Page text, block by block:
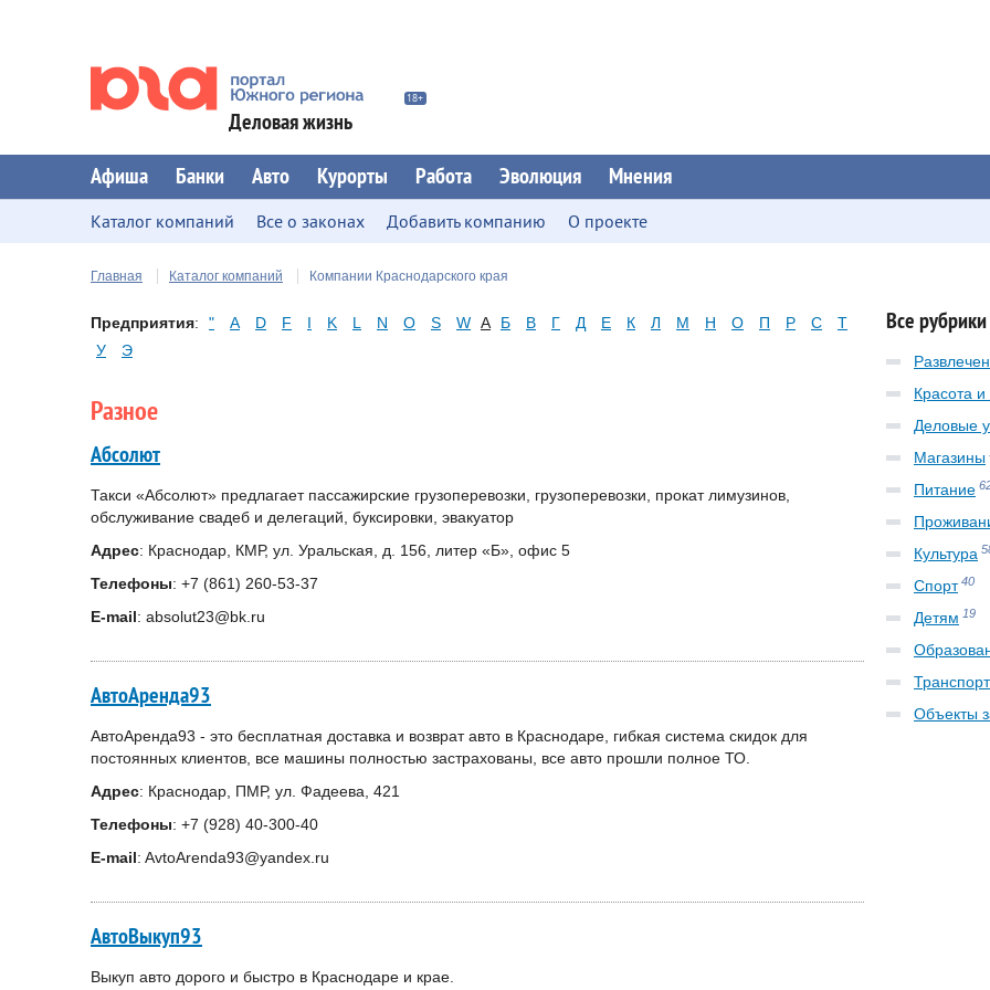
Деловая жизнь
Афиша Банки Авто Курорты Работа Эволюция Мнения
Каталог компаний Все о законах Добавить компанию О проекте
Главная Каталог компаний Компании Краснодарского края
Предприятия: " A D F I K L N O S W А Б В Г Д Е К Л М Н О П Р С
Т
У
Э
Разное
Абсолют
Такси «Абсолют» предлагает пассажирские грузоперевозки, грузоперевозки, прокат лимузинов,
обслуживание свадеб и делегаций, буксировки, эвакуатор
Адрес: Краснодар, КМР, ул. Уральская, д. 156, литер «Б», офис 5
Телефоны: +7 (861) 260-53-37
E-mail: absolut23@bk.ru
АвтоАренда93
АвтоАренда93 - это бесплатная доставка и возврат авто в Краснодаре, гибкая система скидок для
постоянных клиентов, все машины полностью застрахованы, все авто прошли полное ТО.
Адрес: Краснодар, ПМР, ул. Фадеева, 421
Телефоны: +7 (928) 40-300-40
E-mail: AvtoArenda93@yandex.ru
АвтоВыкуп93
Выкуп авто дорого и быстро в Краснодаре и крае.
Все рубрики
Красота и
Деловые
Магазины
Питание
Культура
Спорт 40
Детям 19
Транспорт
Объекты